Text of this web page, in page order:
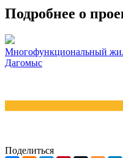
Подробнее о
Многофункциональный
Дагомыс
Поделиться